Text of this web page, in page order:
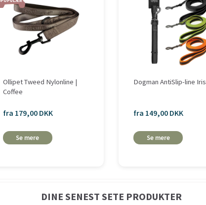
Ollipet Tweed Nylonline |
Coffee
fra 179,00 DKK
Se mere
Dogman AntiSlip-line Iris
fra 149,00 DKK
Se mere
DINE SENEST SETE PRODUKTER